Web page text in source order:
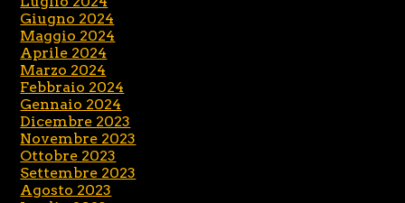
Giugno 2024
Maggio 2024
Aprile 2024
Marzo 2024
Febbraio 2024
Gennaio 2024
Dicembre 2023
Novembre 2023
Ottobre 2023
Settembre 2023
Agosto 2023